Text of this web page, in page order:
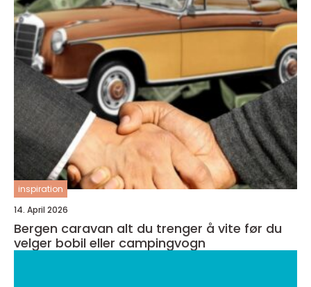
inspiration
14. April 2026
Bergen caravan alt du trenger å vite før du
velger bobil eller campingvogn